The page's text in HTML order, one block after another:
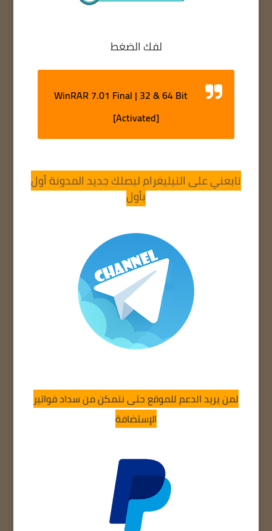
لفك الضغط
WinRAR 7.01 Final | 32 & 64 Bit
[Activated]
تابعني على التيليغرام ليصلك جديد المدونة أول
بأول
لمن يريد الدعم للموقع حتى نتمكن من سداد فواتير
الإستضافة